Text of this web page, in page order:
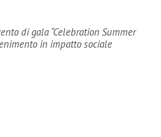
di gala “Celebration Summer
in impatto sociale